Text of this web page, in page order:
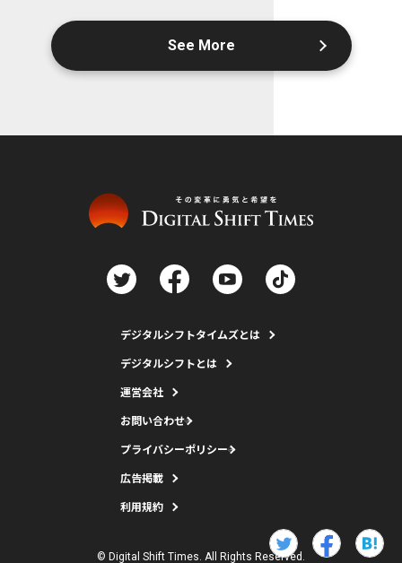
See More
デジタルシフトタイムズとは
デジタルシフトとは
運営会社
お問い合わせ
プライバシーポリシー
広告掲載
利用規約
© Digital Shift Times. All Rights Reserved.